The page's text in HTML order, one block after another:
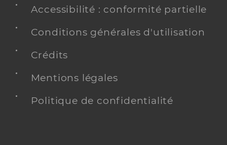
Accessibilité : conformité partielle
Conditions générales d'utilisation
Crédits
Mentions légales
Politique de confidentialité